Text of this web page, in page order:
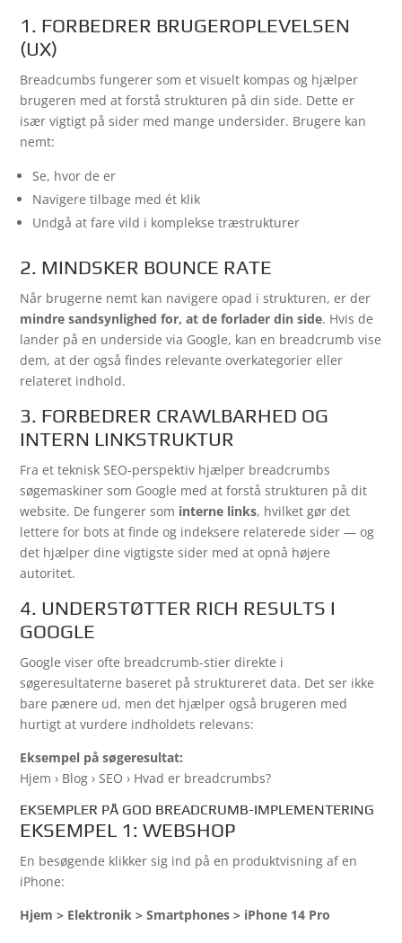
1. FORBEDRER BRUGEROPLEVELSEN
(UX)
Breadcumbs fungerer som et visuelt kompas og hjælper
brugeren med at forstå strukturen på din side. Dette er
især vigtigt på sider med mange undersider. Brugere kan
nemt:
Se, hvor de er
Navigere tilbage med ét klik
Undgå at fare vild i komplekse træstrukturer
2. MINDSKER BOUNCE RATE
Når brugerne nemt kan navigere opad i strukturen, er der
mindre sandsynlighed for, at de forlader din side. Hvis de
lander på en underside via Google, kan en breadcrumb vise
dem, at der også findes relevante overkategorier eller
relateret indhold.
3. FORBEDRER CRAWLBARHED OG
INTERN LINKSTRUKTUR
Fra et teknisk SEO-perspektiv hjælper breadcrumbs
søgemaskiner som Google med at forstå strukturen på dit
website. De fungerer som interne links, hvilket gør det
lettere for bots at finde og indeksere relaterede sider — og
det hjælper dine vigtigste sider med at opnå højere
autoritet.
4. UNDERSTØTTER RICH RESULTS I
GOOGLE
Google viser ofte breadcrumb-stier direkte i
søgeresultaterne baseret på struktureret data. Det ser ikke
bare pænere ud, men det hjælper også brugeren med
hurtigt at vurdere indholdets relevans:
Eksempel på søgeresultat:
Hjem › Blog › SEO › Hvad er breadcrumbs?
EKSEMPLER PÅ GOD BREADCRUMB-IMPLEMENTERING
EKSEMPEL 1: WEBSHOP
En besøgende klikker sig ind på en produktvisning af en
iPhone:
Hjem > Elektronik > Smartphones > iPhone 14 Pro